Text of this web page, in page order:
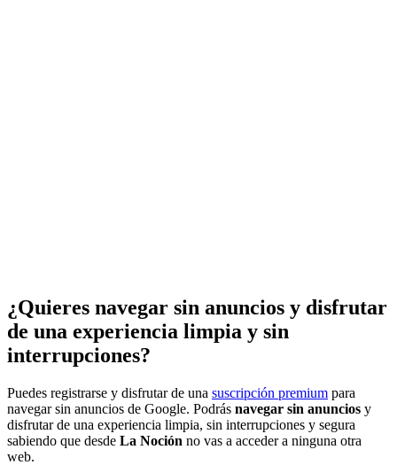
¿Quieres navegar sin anuncios y disfrutar
de una experiencia limpia y sin
interrupciones?
Puedes registrarse y disfrutar de una suscripción premium para
navegar sin anuncios de Google. Podrás navegar sin anuncios y
disfrutar de una experiencia limpia, sin interrupciones y segura
sabiendo que desde La Noción no vas a acceder a ninguna otra
web.